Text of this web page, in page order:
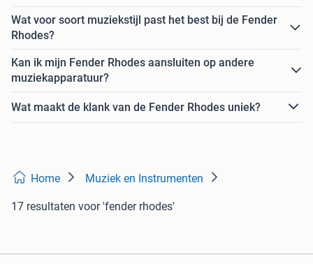
Wat voor soort muziekstijl past het best bij de Fender
Rhodes?
Kan ik mijn Fender Rhodes aansluiten op andere
muziekapparatuur?
Wat maakt de klank van de Fender Rhodes uniek?
Home Muziek en Instrumenten
17 resultaten voor 'fender rhodes'